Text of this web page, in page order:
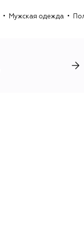
Мужская одежда